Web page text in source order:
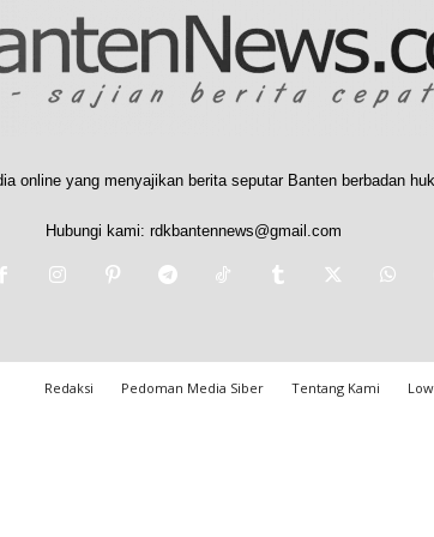
online yang menyajikan berita seputar Banten berbadan
Hubungi kami: rdkbantennews@gmail.com
Redaksi Pedoman Media Siber Tentang Kami